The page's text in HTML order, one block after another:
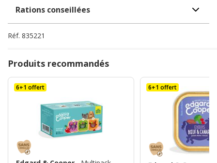
Rations conseillées
Réf. 835221
Produits recommandés
6+1 offert 6+1 offert